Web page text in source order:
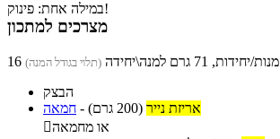
במילה אחת: פינוק!
מצרכים למתכון
16 מנות/יחידות, 71 גרם למנה\יחידה (תלוי בגודל המנה)
הבצק
חמאה - אריזת נייר (200 גרם)
או מחמאה